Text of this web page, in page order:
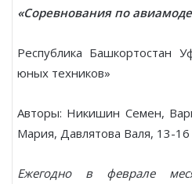
«Соревнования по
Республика
юных техников»
Авторы: Никишин Семен,
Мария, Давлятова Валя, 13-16
Ежегодно в феврале